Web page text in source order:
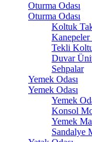
Oturma Odası
Oturma Odası
Koltuk
Tekli
Duvar
Sehpalar
Yemek Odası
Yemek Odası
Yemek
Konsol
Yemek
Sandalye